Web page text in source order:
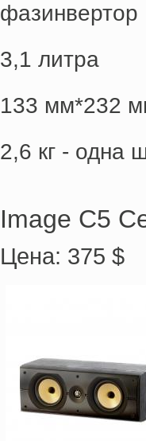
фазинвертор
3,1 литра
133 мм*232
2,6 кг - одна
Image C5
Цена: 375 $